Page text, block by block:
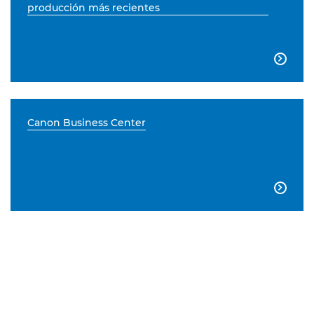
producción más recientes

Canon Business Center
